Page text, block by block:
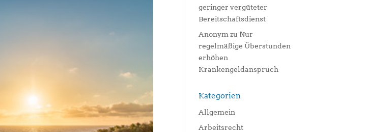
geringer vergüteter
Bereitschaftsdienst
Anonym zu Nur
regelmäßige Überstunden
erhöhen
Krankengeldanspruch
Kategorien
Allgemein
Arbeitsrecht